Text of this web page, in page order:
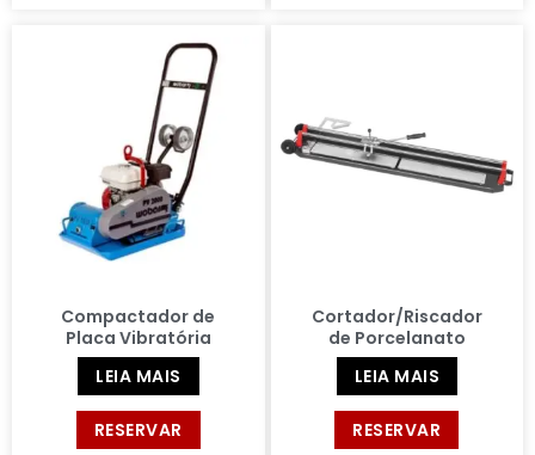
Compactador de
Placa Vibratória
LEIA MAIS
RESERVAR
Cortador/Riscador
de Porcelanato
LEIA MAIS
RESERVAR